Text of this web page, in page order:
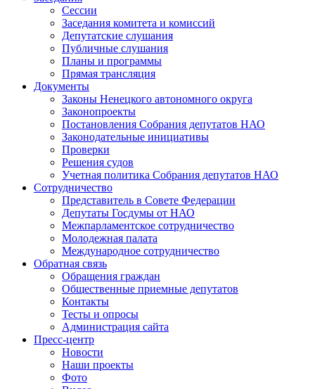
Сессии
Заседания комитета и комиссий
Депутатские слушания
Публичные слушания
Планы и программы
Прямая трансляция
Документы
Законы Ненецкого автономного округа
Законопроекты
Постановления Собрания депутатов НАО
Законодательные инициативы
Проверки
Решения судов
Учетная политика Собрания депутатов НАО
Сотрудничество
Представитель в Совете Федерации
Депутаты Госдумы от НАО
Межпарламентское сотрудничество
Молодежная палата
Международное сотрудничество
Обратная cвязь
Обращения граждан
Общественные приемные депутатов
Контакты
Тесты и опросы
Администрация сайта
Пресс-центр
Новости
Наши проекты
Фото